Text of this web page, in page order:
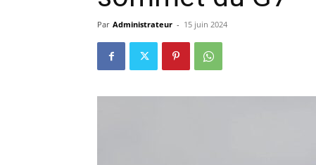
Par Administrateur - 15 juin 2024